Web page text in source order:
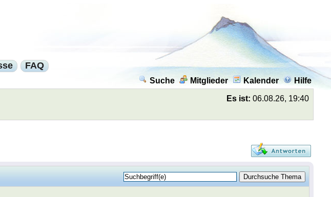
FAQ
Suche Mitglieder Kalender Hilfe
Es ist: 06.08.26, 19:40